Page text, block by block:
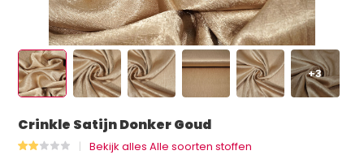
+3
Crinkle Satijn Donker Goud
Bekijk alles Alle soorten stoffen